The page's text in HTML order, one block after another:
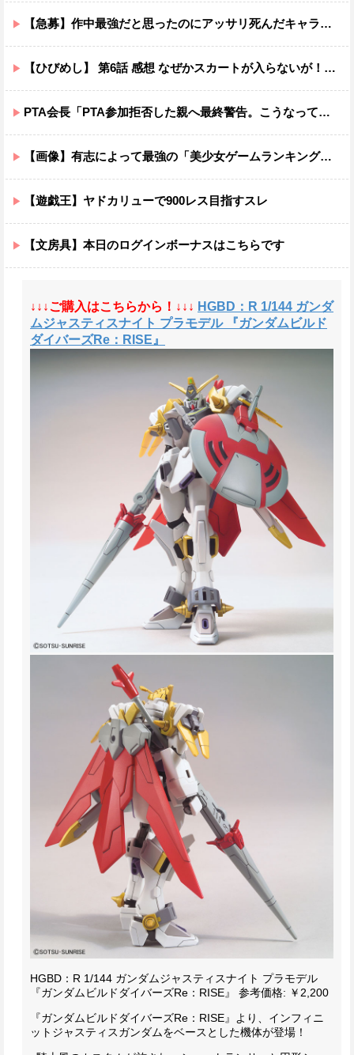
【急募】作中最強だと思ったのにアッサリ死んだキャラ←誰そうぞうした？
【ひびめし】 第6話 感想 なぜかスカートが入らないが！？【日々は過ぎれど飯うまし】
PTA会長「PTA参加拒否した親へ最終警告。こうなってもいい？」
【画像】有志によって最強の「美少女ゲームランキング」が発表！!！ あの名作も
【遊戯王】ヤドカリューで900レス目指すスレ
【文房具】本日のログインボーナスはこちらです
↓↓↓ご購入はこちらから！↓↓↓ HGBD：R 1/144 ガンダ
ムジャスティスナイト プラモデル 『ガンダムビルド
ダイバーズRe：RISE』
HGBD：R 1/144 ガンダムジャスティスナイト プラモデル
『ガンダムビルドダイバーズRe：RISE』
参考価格: ￥2,200
『ガンダムビルドダイバーズRe：RISE』より、インフィニ
ットジャスティスガンダムをベースとした機体が登場！